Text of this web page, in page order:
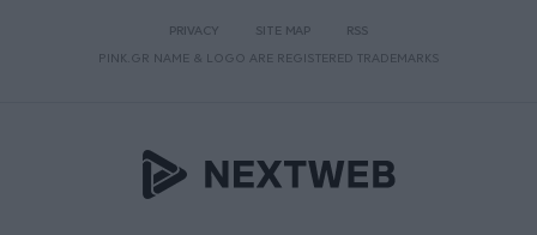
PRIVACY SITE MAP
RSS
PINK.GR NAME & LOGO ARE REGISTERED TRADEMARKS